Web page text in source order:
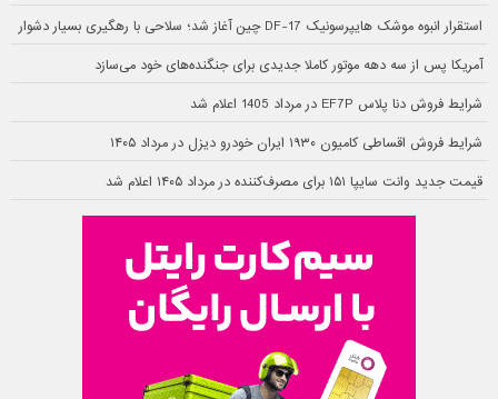
استقرار انبوه موشک هایپرسونیک DF-17 چین آغاز شد؛ سلاحی با رهگیری بسیار دشوار
آمریکا پس از سه دهه موتور کاملا جدیدی برای جنگنده‌های خود می‌سازد
شرایط فروش دنا پلاس EF7P در مرداد 1405 اعلام شد
شرایط فروش اقساطی کامیون ۱۹۳۰ ایران خودرو دیزل در مرداد ۱۴۰۵
قیمت جدید وانت سایپا ۱۵۱ برای مصرف‌کننده در مرداد ۱۴۰۵ اعلام شد